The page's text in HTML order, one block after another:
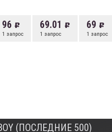
96
1 запрос
69.01
1 запрос
69
1 запрос
(ПОСЛЕДНИЕ 500)